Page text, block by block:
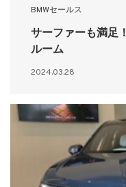
BMWセールス
サーファーも満足
ルーム
2024.03.28